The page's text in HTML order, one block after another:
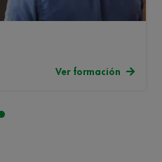
Ver formación